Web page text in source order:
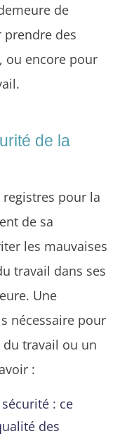
de
prendre des
ou encore pour
de la
pour la
de sa
les mauvaises
travail dans ses
Une
nécessaire pour
travail ou un
:
: ce
des